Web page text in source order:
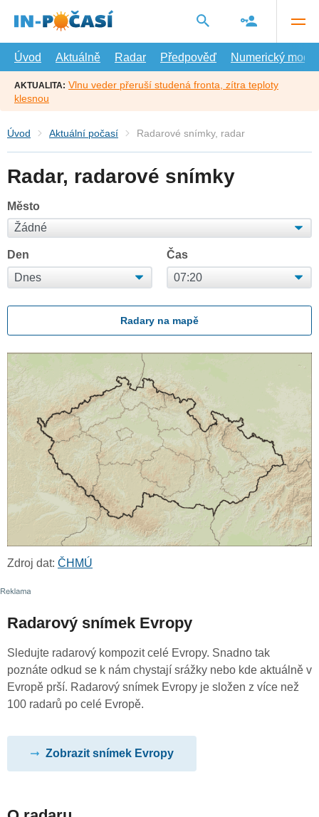
hlavní
Úvod
Aktuálně Radar Předpověď Numerický model
AKTUALITA: Vlnu veder přeruší studená fronta, zítra teploty
klesnou
Úvod Aktuální počasí Radarové snímky, radar
Radar, radarové snímky
Město
Den Čas
Radary na mapě
Zdroj dat: ČHMÚ
Radarový snímek Evropy
Sledujte radarový kompozit celé Evropy. Snadno tak
poznáte odkud se k nám chystají srážky nebo kde aktuálně v
Evropě prší. Radarový snímek Evropy je složen z více než
100 radarů po celé Evropě.
Zobrazit snímek Evropy